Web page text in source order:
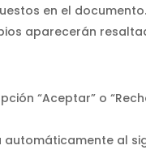
en el documento.
aparecerán
“Aceptar” o
al